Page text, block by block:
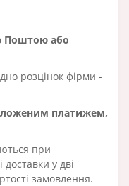
Поштою або
розцінок фірми -
платижем,
при
у дві
замовлення.